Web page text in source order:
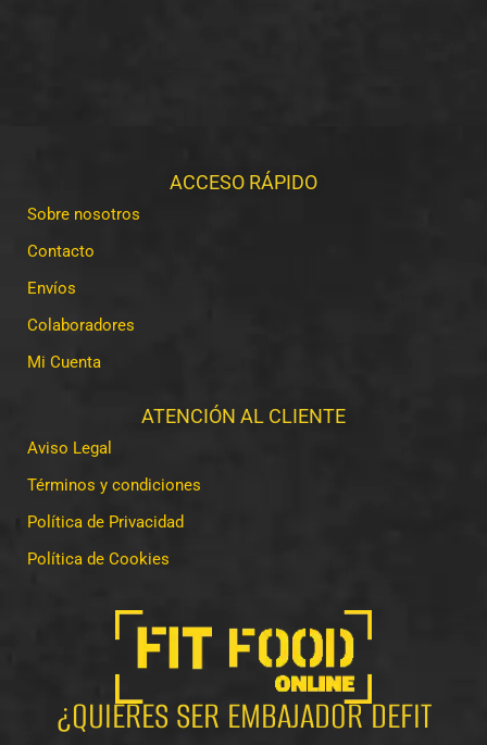
ACCESO RÁPIDO
Sobre nosotros
Contacto
Envíos
Colaboradores
Mi Cuenta
ATENCIÓN AL CLIENTE
Aviso Legal
Términos y condiciones
Política de Privacidad
Política de Cookies
¿QUIERES SER EMBAJADOR DEFIT